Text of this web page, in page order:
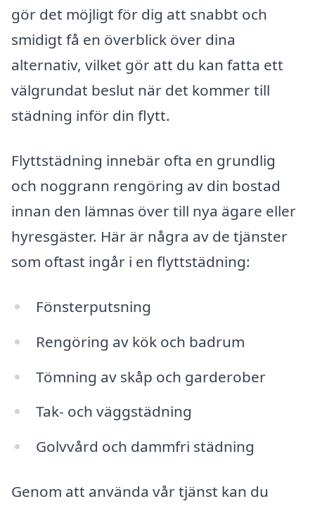
gör det möjligt för dig att snabbt och
smidigt få en överblick över dina
alternativ, vilket gör att du kan fatta ett
välgrundat beslut när det kommer till
städning inför din flytt.
Flyttstädning innebär ofta en grundlig
och noggrann rengöring av din bostad
innan den lämnas över till nya ägare eller
hyresgäster. Här är några av de tjänster
som oftast ingår i en flyttstädning:
Fönsterputsning
Rengöring av kök och badrum
Tömning av skåp och garderober
Tak- och väggstädning
Golvvård och dammfri städning
Genom att använda vår tjänst kan du